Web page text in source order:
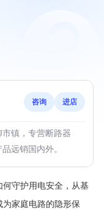
咨询 进店
镇，专营断路器
远销国内外。
守护用电安全，从基
家庭电路的隐形保